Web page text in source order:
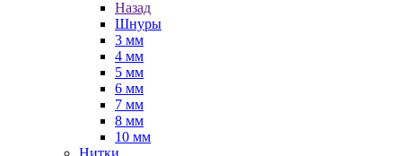
Назад
Шнуры
3 мм
4 мм
5 мм
6 мм
7 мм
8 мм
10 мм
Нитки